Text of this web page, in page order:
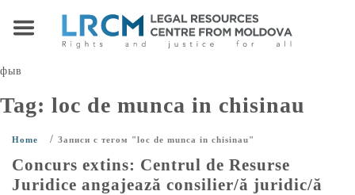
фыв
Tag: loc de munca in chisinau
Home / Записи с тегом "loc de munca in chisinau"
Concurs extins: Centrul de Resurse
Juridice angajează consilier/ă juridic/ă